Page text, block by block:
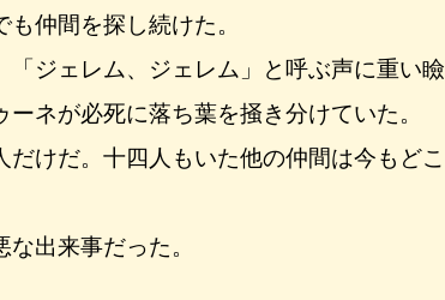
仲間を探し続けた。
ジェレム、ジェレム」と呼ぶ声に重い瞼
ネが必死に落ち葉を掻き分けていた。
けだ。十四人もいた他の仲間は今もどこ
出来事だった。